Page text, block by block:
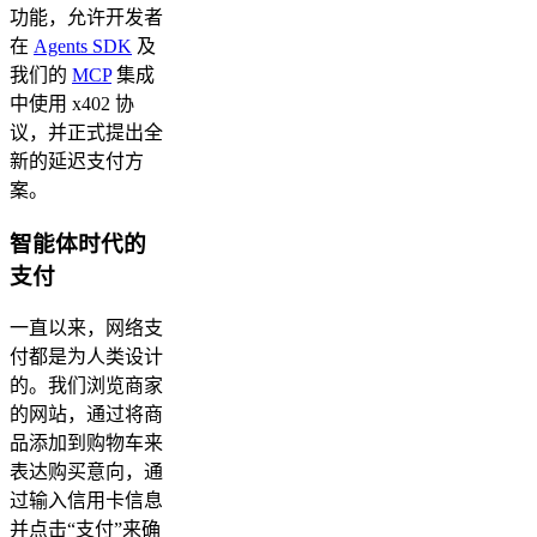
功能，允许开发者
在 Agents SDK 及
我们的 MCP集成
中使用 x402 协
议，并正式提出全
新的延迟支付方
案。
智能体时代的
支付
一直以来，网络支
付都是为人类设计
的。我们浏览商家
的网站，通过将商
品添加到购物车来
表达购买意向，通
过输入信用卡信息
并点击“支付”来确